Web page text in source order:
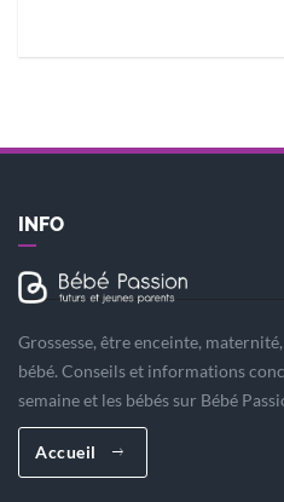
INFO
Grossesse, être enceinte,
bébé. Conseils et informations
semaine et les bébés sur Bébé
Accueil